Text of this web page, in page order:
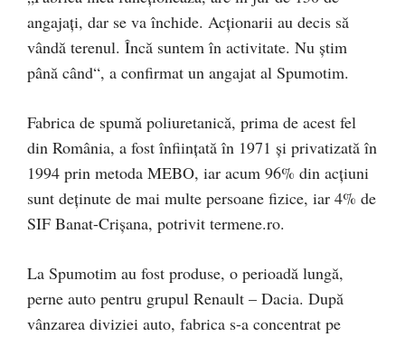
angajați, dar se va închide. Acționarii au decis să
vândă terenul. Încă suntem în activitate. Nu știm
până când“, a confirmat un angajat al Spumotim.
Fabrica de spumă poliuretanică, prima de acest fel
din România, a fost înființată în 1971 și privatizată în
1994 prin metoda MEBO, iar acum 96% din acțiuni
sunt deținute de mai multe persoane fizice, iar 4% de
SIF Banat-Crișana, potrivit termene.ro.
La Spumotim au fost produse, o perioadă lungă,
perne auto pentru grupul Renault – Dacia. După
vânzarea diviziei auto, fabrica s-a concentrat pe